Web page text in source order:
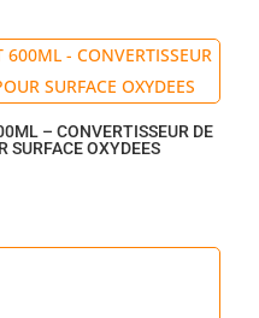
– CONVERTISSEUR DE
SURFACE OXYDEES